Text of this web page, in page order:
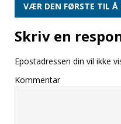
VÆR DEN FØRSTE TIL Å
Skriv en
Epostadressen din vil ikke
Kommentar